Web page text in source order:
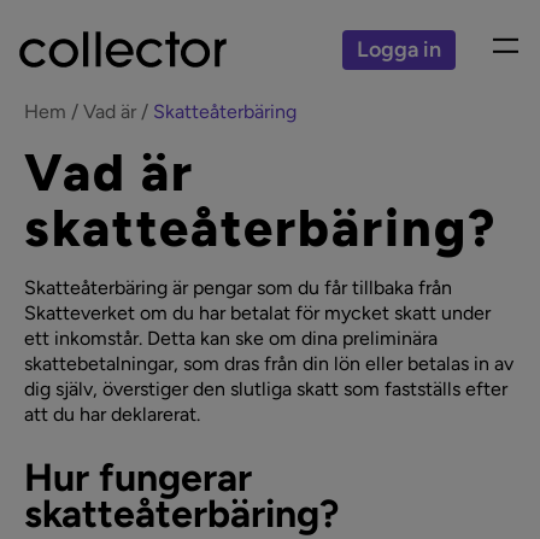
Logga in
Hem Vad är Skatteåterbäring
Vad är
skatteåterbäring?
Skatteåterbäring är pengar som du får tillbaka från
Skatteverket om du har betalat för mycket skatt under
ett inkomstår. Detta kan ske om dina preliminära
skattebetalningar, som dras från din lön eller betalas in av
dig själv, överstiger den slutliga skatt som fastställs efter
att du har deklarerat.
Hur fungerar
skatteåterbäring?